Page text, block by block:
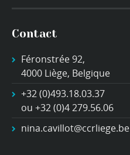
Contact
Féronstrée 92,
4000 Liège, Belgique
+32 (0)493.18.03.37
ou +32 (0)4 279.56.06
nina.cavillot@ccrliege.be